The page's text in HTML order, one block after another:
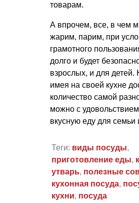
товарам.
А впрочем, все, в чем
жарим, парим, при
грамотного
долго и будет
взрослых, и для детей.
имея на своей кухне
количество самой
можно с удовольствием
вкусную еду для семьи
Теги: виды посуды,
приготовление еды,
утварь, полезные
кухонная посуда,
кухни, посуда